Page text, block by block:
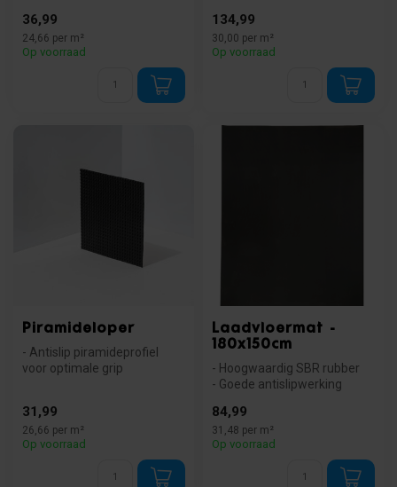
- Veelzijdig t...
36,99
24,66 per m²
Op voorraad
snijden
134,99
30,00 per m²
Op voorraad
Piramideloper
- Antislip piramideprofiel
voor optimale grip
31,99
26,66 per m²
Op voorraad
Laadvloermat -
180x150cm
- Hoogwaardig SBR rubber
- Goede antislipwerking
snijden
84,99
31,48 per m²
Op voorraad